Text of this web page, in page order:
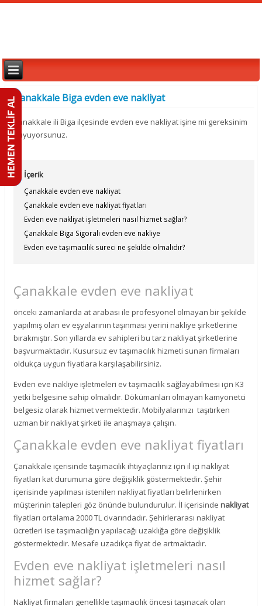
Çanakkale Biga evden eve nakliyat
Çanakkale ili Biga ilçesinde evden eve nakliyat işine mi gereksinim
duyuyorsunuz.
İçerik
Çanakkale evden eve nakliyat
Çanakkale evden eve nakliyat fiyatları
Evden eve nakliyat işletmeleri nasıl hizmet sağlar?
Çanakkale Biga Sigoralı evden eve nakliye
Evden eve taşımacılık süreci ne şekilde olmalıdır?
Çanakkale evden eve nakliyat
önceki zamanlarda at arabası ile profesyonel olmayan bir şekilde
yapılmış olan ev eşyalarının taşınması yerini nakliye şirketlerine
bırakmıştır. Son yıllarda ev sahipleri bu tarz nakliyat şirketlerine
başvurmaktadır. Kusursuz ev taşımacılık hizmeti sunan firmaları
oldukça uygun fiyatlara karşılaşabilirsiniz.
Evden eve nakliye işletmeleri ev taşımacılık sağlayabilmesi için K3
yetki belgesine sahip olmalıdır. Dökümanları olmayan kamyonetci
belgesiz olarak hizmet vermektedir. Mobilyalarınızı taşıtırken
uzman bir nakliyat şirketi ile anaşmaya çalışın.
Çanakkale evden eve nakliyat fiyatları
Çanakkale içerisinde taşımacılık ihtiyaçlarınız için il içi nakliyat
fiyatları kat durumuna göre değişiklik göstermektedir. Şehir
içerisinde yapılması istenilen nakliyat fiyatları belirlenirken
müşterinin talepleri göz önünde bulundurulur. İl içerisindenakliyat
fiyatları ortalama 2000 TL civarındadır. Şehirlerarası nakliyat
ücretleri ise taşımacılığın yapılacağı uzaklığa göre değişiklik
göstermektedir. Mesafe uzadıkça fiyat de artmaktadır.
Evden eve nakliyat işletmeleri nasıl
hizmet sağlar?
Nakliyat firmaları genellikle taşımacılık öncesi taşınacak olan